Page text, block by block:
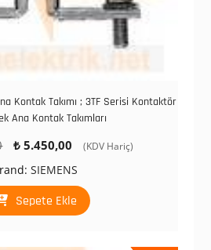
Kontak Takımı ; 3TF Serisi Kontaktör
Ana Kontak Takımları
Orijinal
fiyat:
₺ 23.051,00.
₺ 5.450,00
Şu
₺ 5.450,00.
(KDV Hariç)
SIEMENS
Sepete Ekle